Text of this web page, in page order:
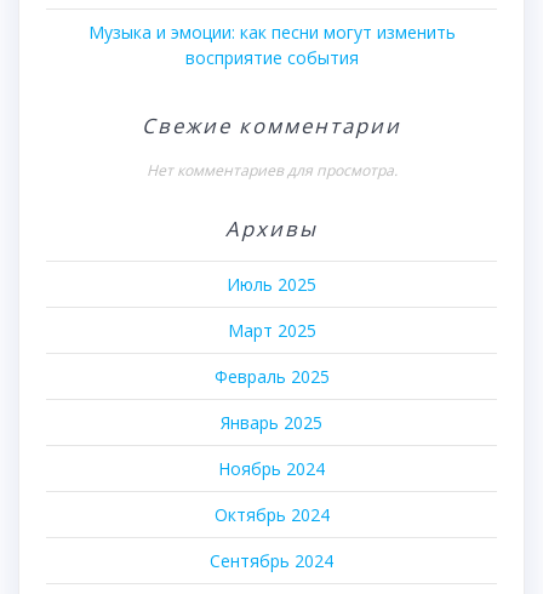
Музыка и эмоции: как песни могут изменить
восприятие события
Свежие комментарии
Нет комментариев для просмотра.
Архивы
Июль 2025
Март 2025
Февраль 2025
Январь 2025
Ноябрь 2024
Октябрь 2024
Сентябрь 2024